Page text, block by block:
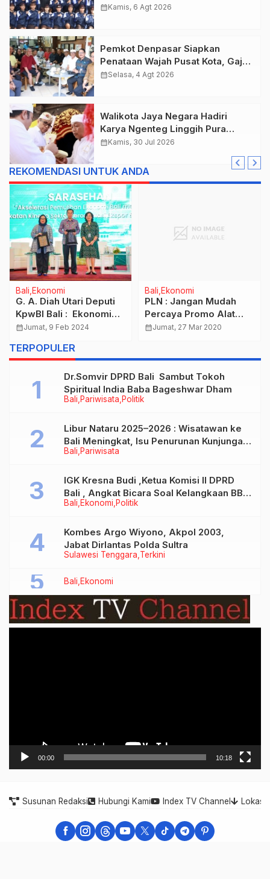
Menuju Jambore Nasional XII
calendar_monthKamis, 6 Agt 2026
Pemkot Denpasar Siapkan
Penataan Wajah Pusat Kota, Gajah
Mada Jadi Salah Satu Kawasan
calendar_monthSelasa, 4 Agt 2026
Walikota Jaya Negara Hadiri
Karya Ngenteg Linggih Pura
Gunung Sari Desa Adat Peraupan
calendar_monthKamis, 30 Jul 2026
REKOMENDASI UNTUK ANDA
Bali Ekonomi
G. A. Diah Utari Deputi
KpwBI Bali : Ekonomi
Bali Tumbuh 5,86%
dibandingkan Nasional
Sebesar 5,04% (yoy)
calendar_monthJumat, 9 Feb 2024
Bali Ekonomi
PLN : Jangan Mudah
Percaya Promo Alat
Penghemat Listrik
calendar_monthJumat, 27 Mar 2020
TERPOPULER
Bali Pariwisata Politik
Dr.Somvir DPRD Bali Sambut Tokoh
Spiritual India Baba Bageshwar Dham
Bali Pariwisata
Libur Nataru 2025–2026 : Wisatawan ke
Bali Meningkat, Isu Penurunan Kunjungan
Tidak Benar
Bali Ekonomi Politik
IGK Kresna Budi ,Ketua Komisi II DPRD
Bali , Angkat Bicara Soal Kelangkaan BBM
Bersubsidi Jenis Solar
Sulawesi Tenggara Terkini
Kombes Argo Wiyono, Akpol 2003,
Jabat Dirlantas Polda Sultra
Bali Ekonomi
00:00 10:18
Susunan Redaksi Hubungi Kami Index TV Channel Lokasi